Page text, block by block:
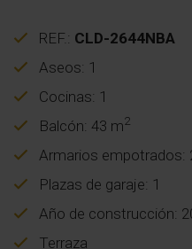
REF.: CLD-2644NBA
Aseos: 1
Cocinas: 1
Balcón: 43 m2
Armarios empotrados:
Plazas de garaje: 1
Año de construcción:
Terraza